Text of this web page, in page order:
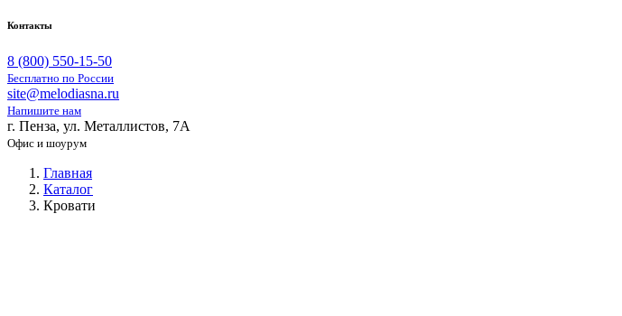
Контакты
8 (800) 550-15-50
Бесплатно по России
site@melodiasna.ru
Напишите нам
г. Пенза, ул. Металлистов, 7А
Офис и шоурум
Главная
Каталог
Кровати